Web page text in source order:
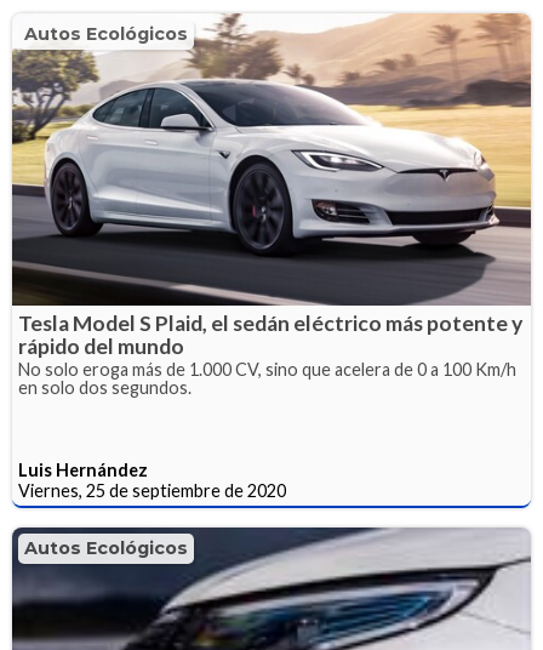
Autos Ecológicos
Tesla Model S Plaid, el sedán eléctrico más potente y
rápido del mundo
No solo eroga más de 1.000 CV, sino que acelera de 0 a 100 Km/h
en solo dos segundos.
Luis Hernández
Viernes, 25 de septiembre de 2020
Autos Ecológicos